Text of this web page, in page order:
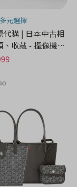
元選擇
代購 | 日本中古相
、收藏 - 攝像機分